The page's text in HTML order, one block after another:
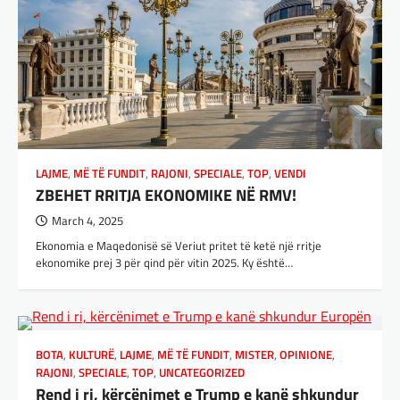
LAJME, MË TË FUNDIT, RAJONI, SPECIALE, TOP, VENDI
ZBEHET RRITJA EKONOMIKE NË RMV!
March 4, 2025
Ekonomia e Maqedonisë së Veriut pritet të ketë një rritje
ekonomike prej 3 për qind për vitin 2025. Ky është…
BOTA, KULTURË, LAJME, MË TË FUNDIT, MISTER, OPINIONE,
RAJONI, SPECIALE, TOP, UNCATEGORIZED
Rend i ri, kërcënimet e Trump e kanë shkundur
SHBA!
adminadmin March 4, 2025
Kryeministri i Ukrainës thotë se vendi i tij
është absolutisht i vendosur të vazhdojë
bashkëpunimin e saj me Shtetet e…
BOTA,LAJME,MË TË FUNDIT,RAJONI,
Erdogan: Izraeli nuk do të gjejë
paqe pa themelimin e shtetit
adminadmin March 4, 2025
Presidenti turk, Recep Tayyip Erdogan, ka
është e paimagjinueshme. “Turqia e
konsideron procesin…
BOTA ,FUN,LAJME,MË TË FUNDIT,MISTER
RAJONI,SPECIALE,TECH